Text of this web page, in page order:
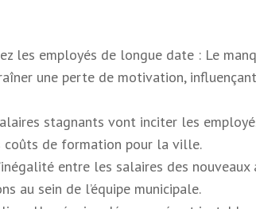
les employés de longue date : Le
une perte de motivation,
stagnants vont inciter les
de formation pour la ville.
entre les salaires des
au sein de l’équipe municipale.